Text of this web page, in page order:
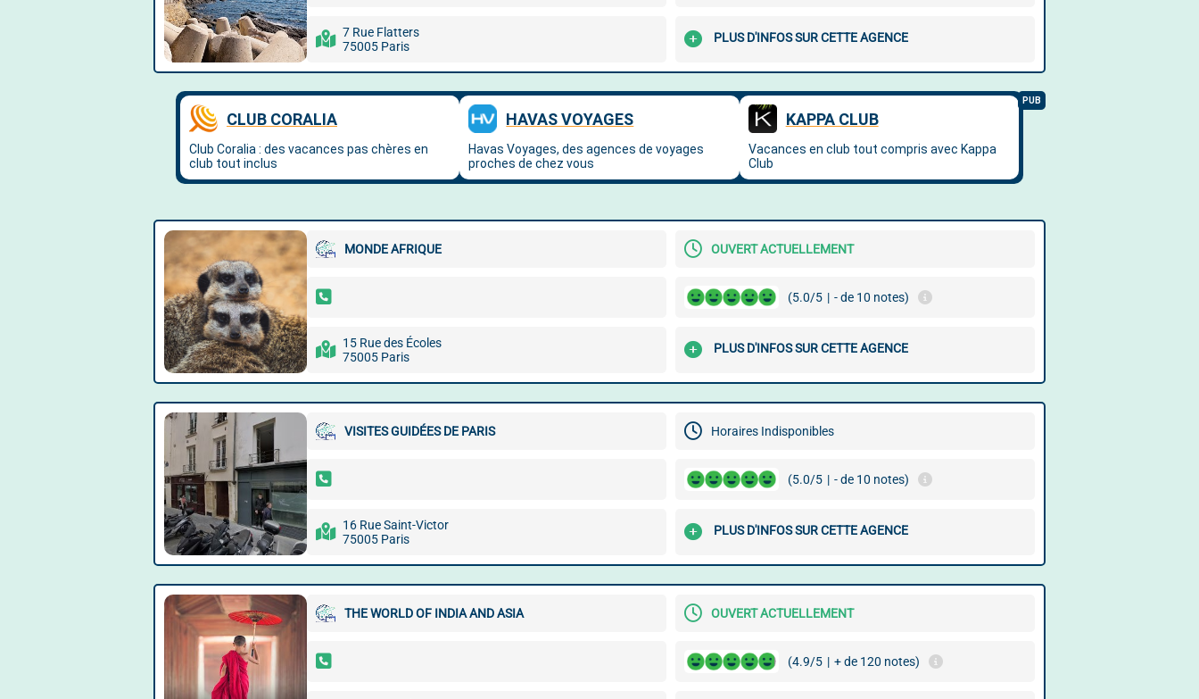
7 Rue Flatters
75005 Paris
PLUS D'INFOS SUR CETTE AGENCE
MONDE AFRIQUE OUVERT ACTUELLEMENT
(5.0/5 | - de 10 notes)
15 Rue des Écoles
75005 Paris
PLUS D'INFOS SUR CETTE AGENCE
VISITES GUIDÉES DE PARIS Horaires Indisponibles
(5.0/5 | - de 10 notes)
16 Rue Saint-Victor
75005 Paris
PLUS D'INFOS SUR CETTE AGENCE
THE WORLD OF INDIA AND ASIA OUVERT ACTUELLEMENT
(4.9/5 | + de 120 notes)